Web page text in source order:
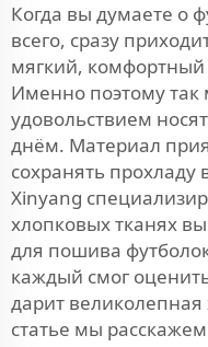
Когда вы думаете о
всего, сразу
мягкий,
Именно поэтому так
удовольствием
днём. Материал
сохранять
Xinyang
хлопковых тканях
для пошива
каждый смог
дарит великолепная
статье мы